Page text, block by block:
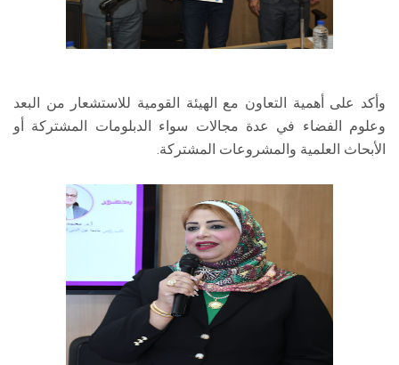
وأكد على أهمية التعاون مع الهيئة القومية للاستشعار من البعد
وعلوم الفضاء في عدة مجالات سواء الدبلومات المشتركة أو
الأبحاث العلمية والمشروعات المشتركة.